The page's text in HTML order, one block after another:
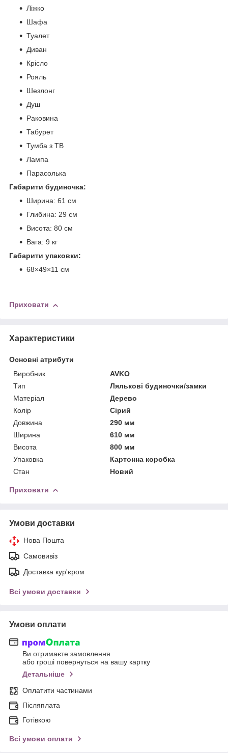
Ліжко
Шафа
Туалет
Диван
Крісло
Рояль
Шезлонг
Душ
Раковина
Табурет
Тумба з ТВ
Лампа
Парасолька
Габарити будиночка:
Ширина: 61 см
Глибина: 29 см
Висота: 80 см
Вага: 9 кг
Габарити упаковки:
68×49×11 см
Приховати
Характеристики
Основні атрибути
Виробник
AVKO
Тип
Лялькові будиночки/замки
Матеріал
Дерево
Колір
Сірий
Довжина
290 мм
Ширина
610 мм
Висота
800 мм
Упаковка
Картонна коробка
Стан
Новий
Приховати
Умови доставки
Нова Пошта
Самовивіз
Доставка кур'єром
Всі умови доставки
Умови оплати
Ви отримаєте замовлення
або гроші повернуться на вашу картку
Детальніше
Оплатити частинами
Післяплата
Готівкою
Всі умови оплати